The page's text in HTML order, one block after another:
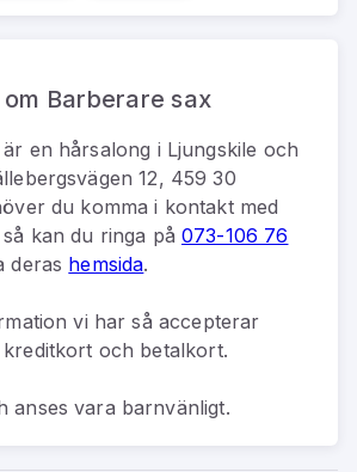
Barberare sax
är en hårsalong i Ljungskile och
12, 459 30
du komma i kontakt med
så kan du ringa på 073-106 76
deras hemsida.
vi har så accepterar
och betalkort.
anses vara barnvänligt.